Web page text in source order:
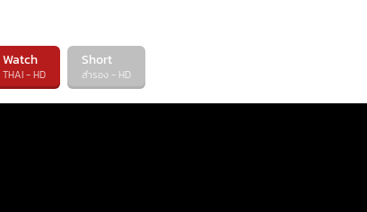
Watch
THAI - HD
Short
สำรอง - HD